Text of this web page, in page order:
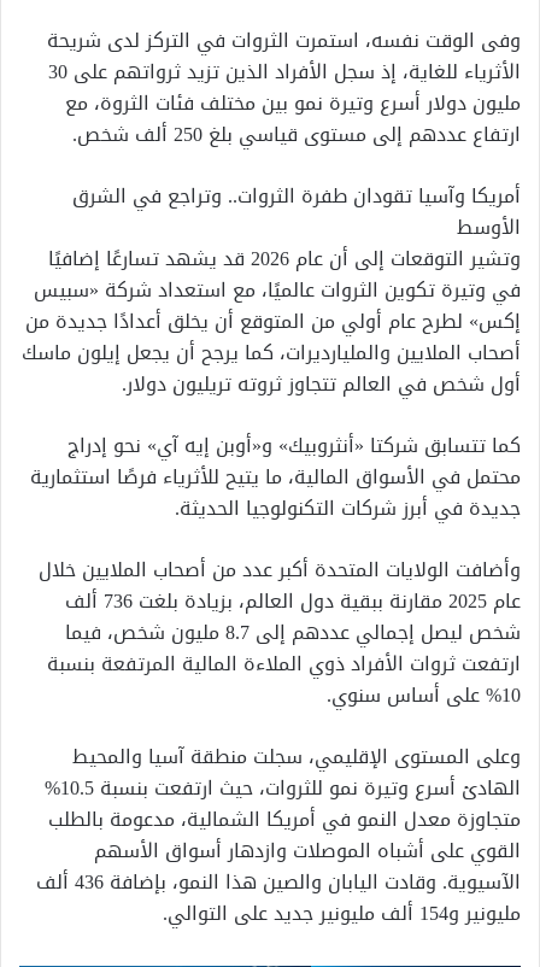
وفى الوقت نفسه، استمرت الثروات في التركز لدى شريحة
الأثرياء للغاية، إذ سجل الأفراد الذين تزيد ثرواتهم على 30
مليون دولار أسرع وتيرة نمو بين مختلف فئات الثروة، مع
ارتفاع عددهم إلى مستوى قياسي بلغ 250 ألف شخص.
أمريكا وآسيا تقودان طفرة الثروات.. وتراجع في الشرق
الأوسط
وتشير التوقعات إلى أن عام 2026 قد يشهد تسارعًا إضافيًا
في وتيرة تكوين الثروات عالميًا، مع استعداد شركة «سبيس
إكس» لطرح عام أولي من المتوقع أن يخلق أعدادًا جديدة من
أصحاب الملايين والمليارديرات، كما يرجح أن يجعل إيلون ماسك
أول شخص في العالم تتجاوز ثروته تريليون دولار.
كما تتسابق شركتا «أنثروبيك» و«أوبن إيه آي» نحو إدراج
محتمل في الأسواق المالية، ما يتيح للأثرياء فرصًا استثمارية
جديدة في أبرز شركات التكنولوجيا الحديثة.
وأضافت الولايات المتحدة أكبر عدد من أصحاب الملايين خلال
عام 2025 مقارنة ببقية دول العالم، بزيادة بلغت 736 ألف
شخص ليصل إجمالي عددهم إلى 8.7 مليون شخص، فيما
ارتفعت ثروات الأفراد ذوي الملاءة المالية المرتفعة بنسبة
10% على أساس سنوي.
وعلى المستوى الإقليمي، سجلت منطقة آسيا والمحيط
الهادئ أسرع وتيرة نمو للثروات، حيث ارتفعت بنسبة 10.5%
متجاوزة معدل النمو في أمريكا الشمالية، مدعومة بالطلب
القوي على أشباه الموصلات وازدهار أسواق الأسهم
الآسيوية. وقادت اليابان والصين هذا النمو، بإضافة 436 ألف
مليونير و154 ألف مليونير جديد على التوالي.